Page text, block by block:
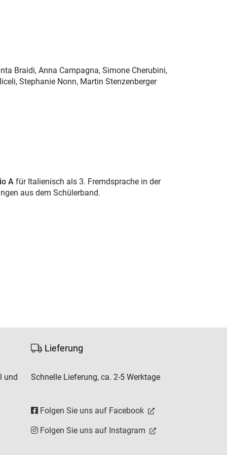
Braidi, Anna Campagna, Simone Cherubini,
Stephanie Nonn, Martin Stenzenberger
A für Italienisch als 3. Fremdsprache in der
aus dem Schülerband.
und
Lieferung
Schnelle Lieferung, ca. 2-5 Werktage
Folgen Sie uns auf Facebook
Folgen Sie uns auf Instagram